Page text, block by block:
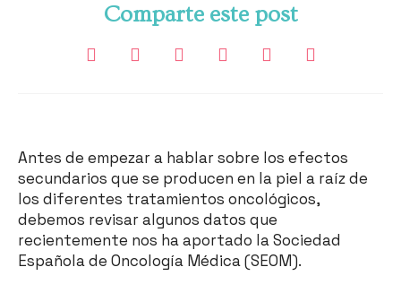
Comparte este post
Antes de empezar a hablar sobre los efectos
secundarios que se producen en la piel a raíz de
los diferentes tratamientos oncológicos,
debemos revisar algunos datos que
recientemente nos ha aportado la Sociedad
Española de Oncología Médica (SEOM).